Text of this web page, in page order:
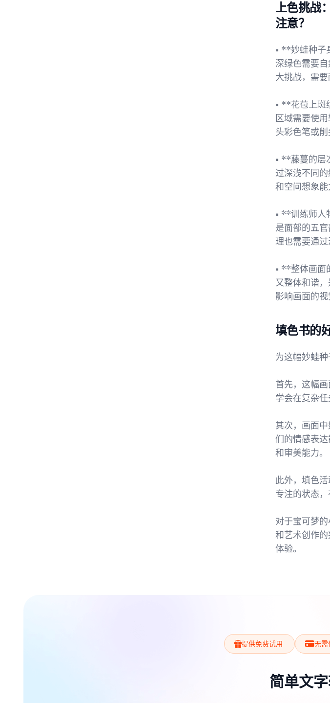
上色挑战
注意？
• **妙蛙种子
深绿色需要
大挑战，需
• **花苞上斑
区域需要使
头彩色笔或削
• **藤蔓的层
过深浅不同
和空间想象能
• **训练师人
是面部的五
理也需要通过
• **整体画面
又整体和谐
影响画面的视
填色书的
为这幅妙蛙
首先，这幅
学会在复杂任
其次，画面
们的情感表
和审美能力。
此外，填色
专注的状态，
对于宝可梦
和艺术创作
体验。
提供免费试用 无需
简单文